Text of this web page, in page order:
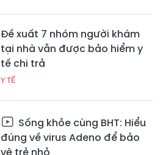
Đề xuất 7 nhóm người khám
tại nhà vẫn được bảo hiểm y
tế chi trả
Y TẾ
Sống khỏe cùng BHT: Hiểu
đúng về virus Adeno để bảo